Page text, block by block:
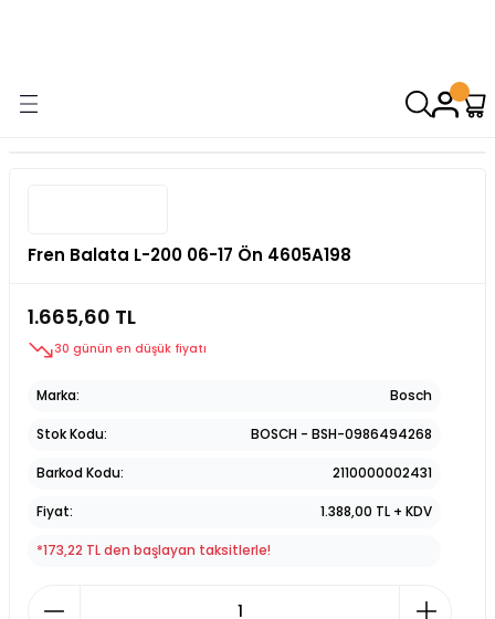
Fren Balata L-200 06-17 Ön 4605A198
1.665,60 TL
30 günün en düşük fiyatı
Marka Bosch
Stok Kodu BOSCH - BSH-0986494268
Barkod Kodu 2110000002431
Fiyat 1.388,00 TL + KDV
*173,22 TL den başlayan taksitlerle!